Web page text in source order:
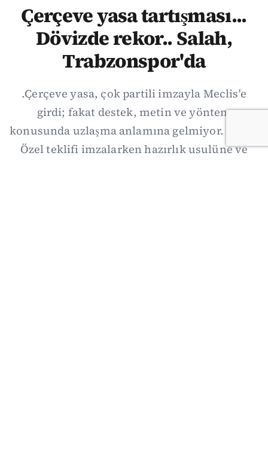
Çerçeve yasa tartışması...
Dövizde rekor.. Salah,
Trabzonspor'da
.Çerçeve yasa, çok partili imzayla Meclis'e
girdi; fakat destek, metin ve yöntem
konusunda uzlaşma anlamına gelmiyor. Özgür
Özel teklifi imzalarken hazırlık usulüne ve